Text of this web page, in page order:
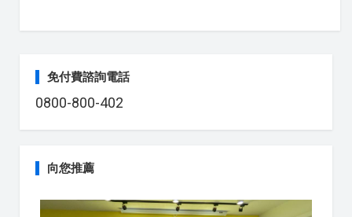
免付費諮詢電話
0800-800-402
向您推薦